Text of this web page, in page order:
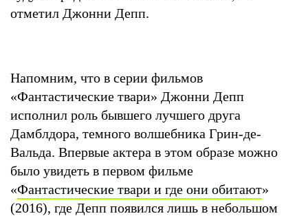
отметил Джонни Депп.
Напомним, что в серии фильмов
«Фантастические твари» Джонни Депп
исполнил роль бывшего лучшего друга
Дамблдора, темного волшебника Грин-де-
Вальда. Впервые актера в этом образе можно
было увидеть в первом фильме
«Фантастические твари и где они обитают»
(2016), где Депп появился лишь в небольшом